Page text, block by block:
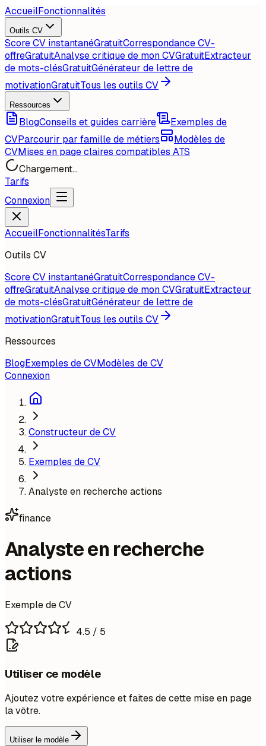
AccueilFonctionnalités
Outils CV
Score CV instantanéGratuitCorrespondance CV-
offreGratuitAnalyse critique de mon CVGratuitExtracteur
de mots-clésGratuitGénérateur de lettre de
motivationGratuitTous les outils CV
Ressources
BlogConseils et guides carrière
Exemples de
CVParcourir par famille de métiers
Modèles de
CVMises en page claires compatibles ATS
Chargement...
Tarifs
Connexion
AccueilFonctionnalitésTarifs
Outils CV
Score CV instantanéGratuitCorrespondance CV-
offreGratuitAnalyse critique de mon CVGratuitExtracteur
de mots-clésGratuitGénérateur de lettre de
motivationGratuitTous les outils CV
Ressources
BlogExemples de CVModèles de CV
Connexion
Constructeur de CV
Exemples de CV
Analyste en recherche actions
finance
Analyste en recherche
actions
Exemple de CV
4.5 / 5
Utiliser ce modèle
Ajoutez votre expérience et faites de cette mise en page
la vôtre.
Utiliser le modèle